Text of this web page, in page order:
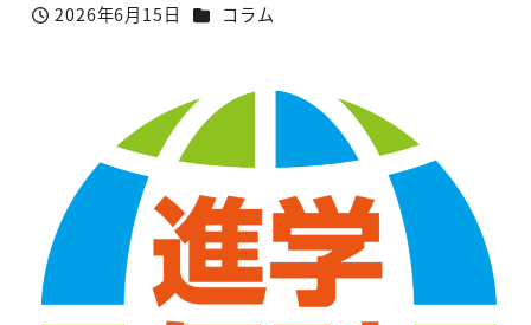
投稿日
2026年6月15日 カテゴリー
コラム